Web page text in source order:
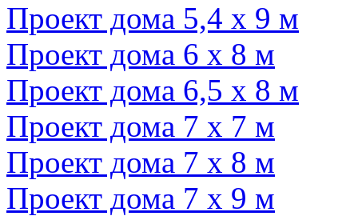
Проект дома 5,4 х 9 м
Проект дома 6 х 8 м
Проект дома 6,5 х 8 м
Проект дома 7 х 7 м
Проект дома 7 х 8 м
Проект дома 7 х 9 м